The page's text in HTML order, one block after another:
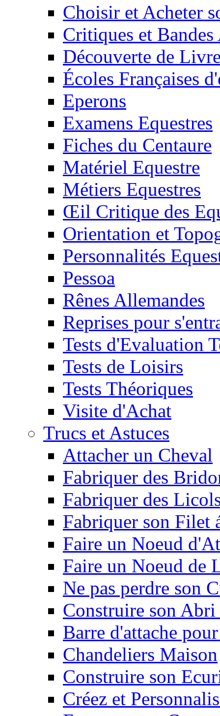
Choisir et Acheter
Critiques et
Découverte de
Écoles Françaises
Eperons
Examens Equestres
Fiches du Centaure
Matériel Equestre
Métiers Equestres
Œil Critique des
Orientation et
Personnalités
Pessoa
Rênes Allemandes
Reprises pour
Tests d'Evaluation
Tests de Loisirs
Tests Théoriques
Visite d'Achat
Trucs et Astuces
Attacher un Cheval
Fabriquer des
Fabriquer des
Fabriquer son Filet
Faire un Noeud
Faire un Noeud de
Ne pas perdre son
Construire son
Barre d'attache
Chandeliers Maison
Construire son
Créez et